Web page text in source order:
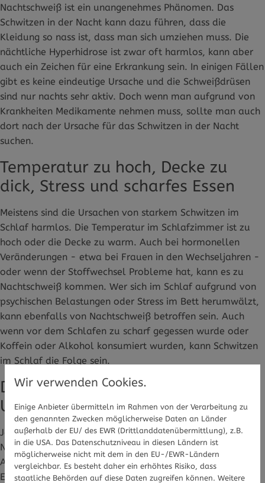
Nachtschweiß ist ein unangenehmes Phänomen. Das
Schwitzen in der Nacht kann dazu führen, dass die
Kleidung so nass ist, dass man sich umziehen muss. Die
nächtliche Hyperhidrose ist zwar oft harmlos, kann aber
auch ein Zeichen für eine Erkrankung sein. In einigen Fällen
gibt es keine eindeutige Ursache und die Schweißdrüsen
sind nur nachts sehr aktiv. Doch wenn man aufgrund von
Krankheiten Medikamente nehmen muss, sollte man auch
dort nach der Ursache für das Schwitzen in der Nacht
suchen.
Temperatur zu hoch, Decke zu
dick, Stress und scharfes Essen
Meistens sind die Ursachen von starkem Schwitzen im
Schlaf harmlos. Die Temperatur im Schlafzimmer ist zu
hoch oder die Decke zu warm. Auch bei hormonellen
Veränderungen - etwa bei Frauen in den Wechseljahren -
oder wenn der Stoffwechsel Probleme hat, kann es zu
Nachtschweiß kommen. Wer sich im Schlaf aufgrund von
psychischen Belastungen oder Stress im Bett herumwälzt,
kann ebenfalls von Nachtschweiß betroffen sein. Auch
wenn vor dem Schlafen zu scharf gegessen wurde oder
Koffein oder Alkohol konsumiert wurden, kann Schwitzen
im Schlaf die Folge sein.
Diese Medikamente können
Ursachen für Nachtschweiß sein
Jedoch können auch Krankheiten der Auslöser für
Nachtschweiß sein. Dazu zählen etwa
Autoimmunerkrankungen wie Diabetes, neurologische
Erkrankungen, Virusinfekte oder - in seltenen Fällen -
Wir verwenden Cookies.
Einige Anbieter übermitteln im Rahmen von der Verarbeitung zu
den genannten Zwecken möglicherweise Daten an Länder
außerhalb der EU/ des EWR (Drittlanddatenübermittlung), z.B.
in die USA. Das Datenschutzniveau in diesen Ländern ist
möglicherweise nicht mit dem in den EU-/EWR-Ländern
vergleichbar. Es besteht daher ein erhöhtes Risiko, dass
staatliche Behörden auf diese Daten zugreifen können. Weitere